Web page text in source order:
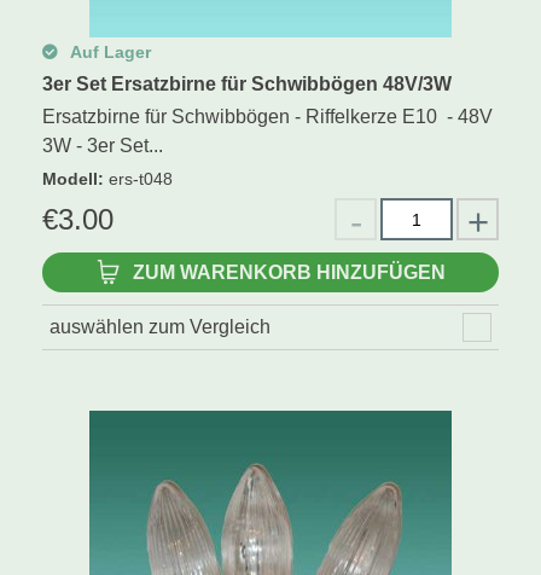
Auf Lager
3er Set Ersatzbirne für Schwibbögen 48V/3W
Ersatzbirne für Schwibbögen - Riffelkerze E10 - 48V
3W - 3er Set...
Modell: ers-t048
€3.00
ZUM WARENKORB HINZUFÜGEN
auswählen zum Vergleich